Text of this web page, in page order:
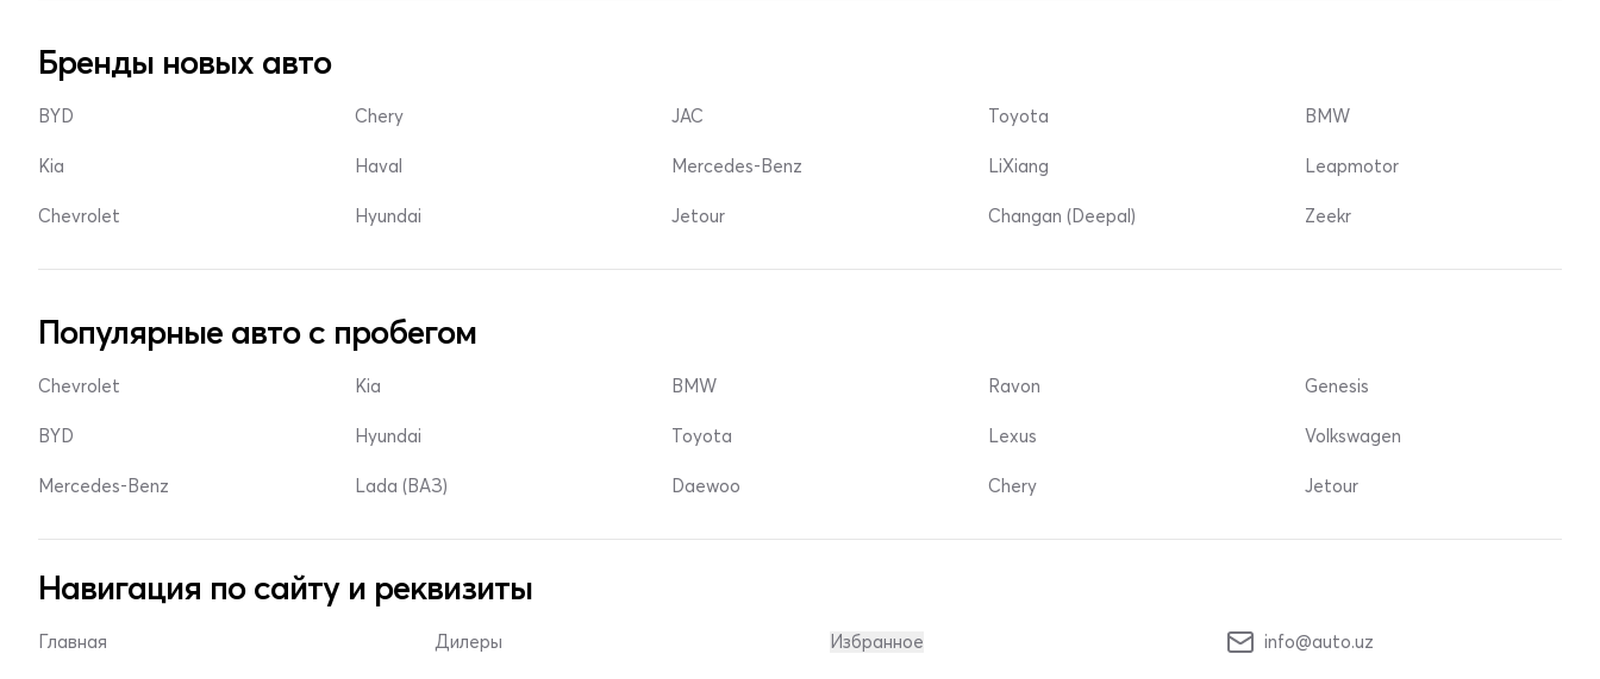
Бренды новых авто
BYD
Kia
Chevrolet
Chery
Haval
Hyundai
JAC
Mercedes-Benz
Jetour
Toyota
LiXiang
Changan (Deepal)
BMW
Leapmotor
Zeekr
Популярные авто с пробегом
Chevrolet
BYD
Mercedes-Benz
Kia
Hyundai
Lada (ВАЗ)
BMW
Toyota
Daewoo
Ravon
Lexus
Chery
Genesis
Volkswagen
Jetour
Навигация по сайту и реквизиты
Главная Дилеры Избранное info@auto.uz